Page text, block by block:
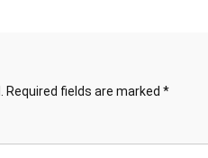
Required fields are marked *